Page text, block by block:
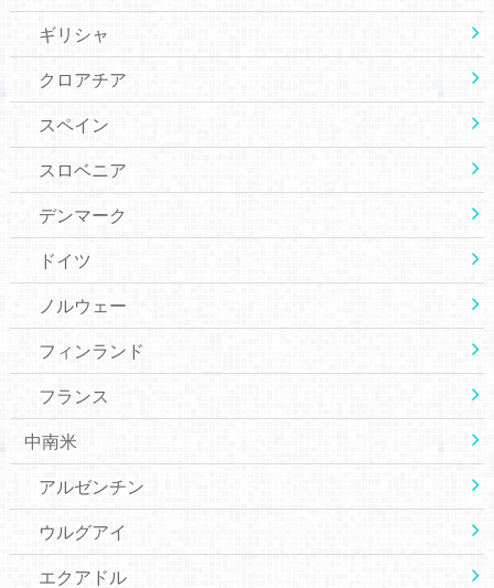
ギリシャ
クロアチア
スペイン
スロベニア
デンマーク
ドイツ
ノルウェー
フィンランド
フランス
中南米
アルゼンチン
ウルグアイ
エクアドル